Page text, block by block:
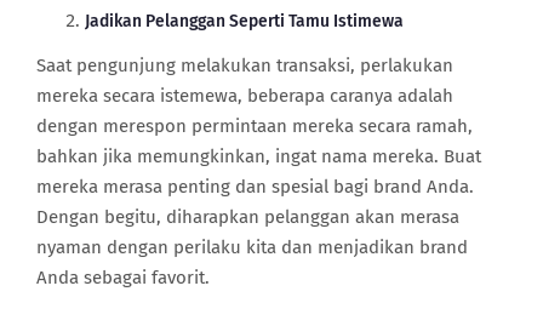
Jadikan Pelanggan Seperti Tamu Istimewa
Saat pengunjung melakukan transaksi, perlakukan
mereka secara istemewa, beberapa caranya adalah
dengan merespon permintaan mereka secara ramah,
bahkan jika memungkinkan, ingat nama mereka. Buat
mereka merasa penting dan spesial bagi brand Anda.
Dengan begitu, diharapkan pelanggan akan merasa
nyaman dengan perilaku kita dan menjadikan brand
Anda sebagai favorit.